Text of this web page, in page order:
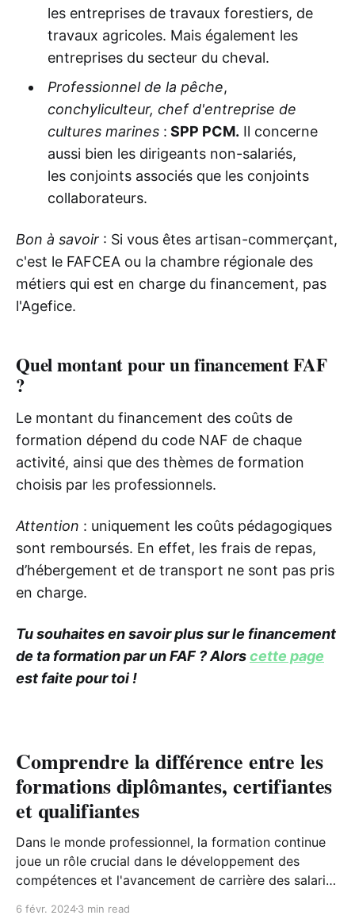
les entreprises de travaux forestiers, de
travaux agricoles. Mais également les
entreprises du secteur du cheval.
Professionnel de la pêche,
conchyliculteur, chef d'entreprise de
cultures marines: SPP PCM. Il concerne
aussi bien les dirigeants non-salariés,
les conjoints associés que les conjoints
collaborateurs.
Bon à savoir : Si vous êtes artisan-commerçant,
c'est le FAFCEA ou la chambre régionale des
métiers qui est en charge du financement, pas
l'Agefice.
Quel montant pour un financement FAF
?
Le montant du financement des coûts de
formation dépend du code NAF de chaque
activité, ainsi que des thèmes de formation
choisis par les professionnels.
Attention : uniquement les coûts pédagogiques
sont remboursés. En effet, les frais de repas,
d’hébergement et de transport ne sont pas pris
en charge.
Tu souhaites en savoir plus sur le financement
de ta formation par un FAF ? Alorscette page
est faite pour toi !
Comprendre la différence entre les
formations diplômantes, certifiantes
et qualifiantes
Dans le monde professionnel, la formation continue
joue un rôle crucial dans le développement des
compétences et l'avancement de carrière des salariés
6 févr. 20243 min read